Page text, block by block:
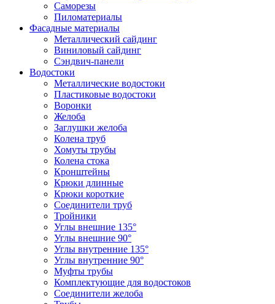
Саморезы
Пиломатериалы
Фасадные материалы
Металлический сайдинг
Виниловый сайдинг
Сэндвич-панели
Водостоки
Металлические водостоки
Пластиковые водостоки
Воронки
Желоба
Заглушки желоба
Колена труб
Хомуты трубы
Колена стока
Кронштейны
Крюки длинные
Крюки короткие
Соединители труб
Тройники
Углы внешние 135°
Углы внешние 90°
Углы внутренние 135°
Углы внутренние 90°
Муфты трубы
Комплектующие для водостоков
Соединители желоба